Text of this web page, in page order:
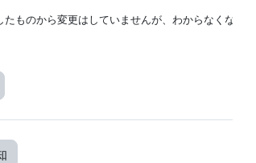
ものから変更はしていませんが、わからなくなっ